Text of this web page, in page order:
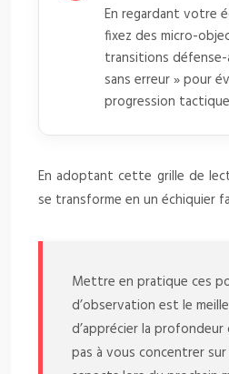
En regardant votre
fixez des micro-
transitions
sans erreur » pour
progression
En adoptant cette grille de
se transforme en un échiquier
Mettre en pratique ces
d’observation est le
d’apprécier la profondeur
pas à vous concentrer